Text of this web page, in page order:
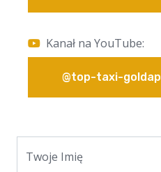
Kanał na YouTube:
@top-taxi-goldap
Twoje Imię